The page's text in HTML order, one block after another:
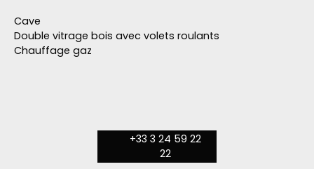
Cave
Double vitrage bois avec volets roulants
Chauffage gaz
+33 3 24 59 22
22